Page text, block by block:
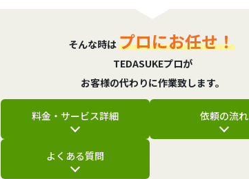
そんな時はプロにお任せ！
TEDASUKEプロが
お客様の代わりに作業致します。
料金・サービス詳細 依頼の流れ
よくある質問